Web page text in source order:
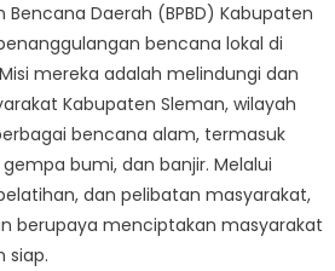
Bencana Daerah (BPBD) Kabupaten
bencana lokal di
mereka adalah melindungi dan
Kabupaten Sleman, wilayah
bencana alam, termasuk
bumi, dan banjir. Melalui
dan pelibatan masyarakat,
berupaya menciptakan masyarakat
siap.